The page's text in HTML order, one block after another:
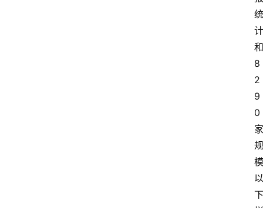
统
计
和
8
2
9
0
家
规
模
以
下